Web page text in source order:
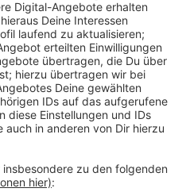
mit dem Radio
6-10 Uhr. Radio an! Das
begleitet euch gut gelaunt